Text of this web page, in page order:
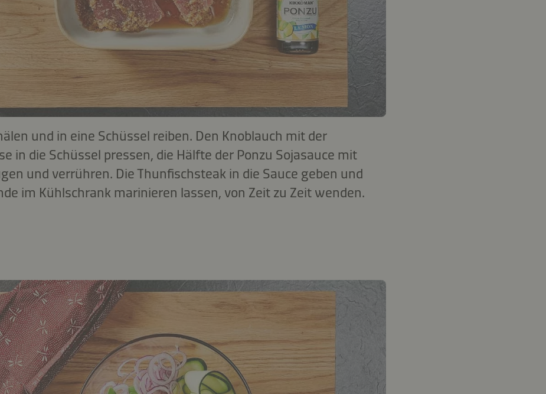
und in eine Schüssel reiben. Den Knoblauch mit der
in die Schüssel pressen, die Hälfte der Ponzu Sojasauce mit
und verrühren. Die Thunfischsteak in die Sauce geben und
im Kühlschrank marinieren lassen, von Zeit zu Zeit wenden.